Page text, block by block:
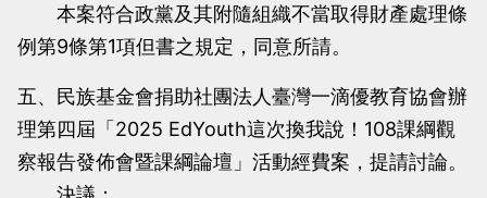
本案符合政黨及其附隨組織不當取得財產處理條
例第9條第1項但書之規定，同意所請。
五、民族基金會捐助社團法人臺灣一滴優教育協會辦
理第四屆「2025 EdYouth這次換我說！108課綱觀
察報告發佈會暨課綱論壇」活動經費案，提請討論。